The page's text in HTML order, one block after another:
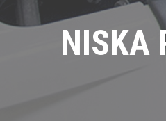
NISKA